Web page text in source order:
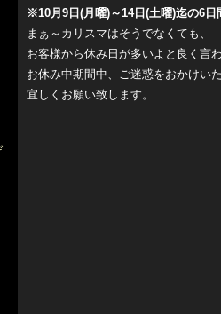
※10月9日(月曜)～14日(土曜)迄の6日
まぁ～カリスマはそうでなくても、
お客様から休み日が多いよと良く言
お休み中期間中、ご迷惑をおかけい
宜しくお願い致します。